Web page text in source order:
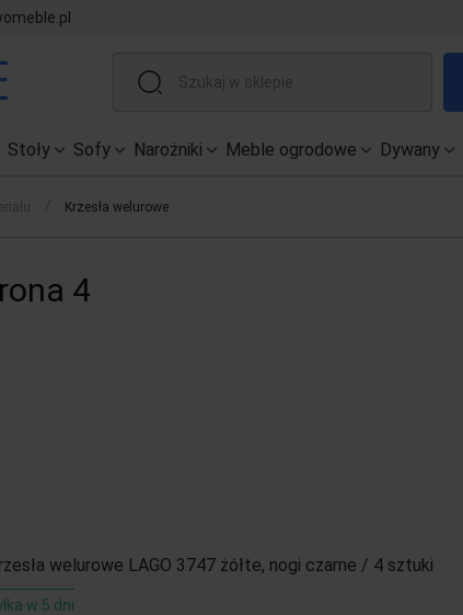
Stoły Sofy Narożniki Meble ogrodowe Dywany
Krzesła welurowe
4
welurowe LAGO 3747 żółte, nogi czarne / 4 sztuki
w 5 dni